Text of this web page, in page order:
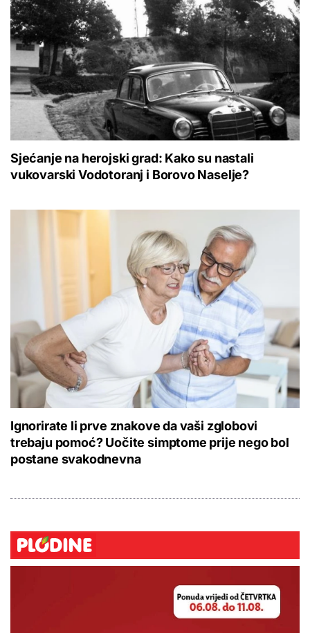
Sjećanje na herojski grad: Kako su nastali
vukovarski Vodotoranj i Borovo Naselje?
Ignorirate li prve znakove da vaši zglobovi
trebaju pomoć? Uočite simptome prije nego bol
postane svakodnevna